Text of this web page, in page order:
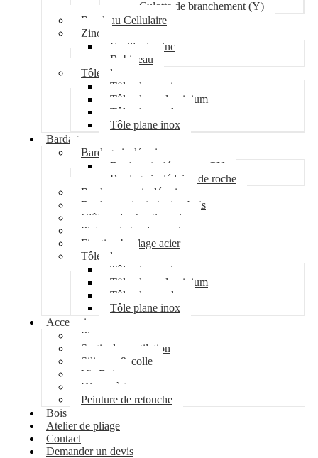
Culotte de branchement (Y)
Bandeau Cellulaire
Zinc
Feuille de zinc
Bobineau
Tôle plane
Tôle plane acier
Tôle plane aluminium
Tôle plane galva
Tôle plane inox
Bardage
Bardage isolé acier
Bardage isolé mousse PU
Bardage isolé laine de roche
Bardage non isolé acier
Bardage acier imitation bois
Clôture de chantier acier
Plateau de bardage acier
Fixation bardage acier
Tôle plane
Tôle plane acier
Tôle plane aluminium
Tôle plane galva
Tôle plane inox
Accessoires
Pipeco
Sortie de ventilation
Silicone & colle
Vis Bois
Disque à tronçonner
Peinture de retouche
Bois
Atelier de pliage
Contact
Demander un devis